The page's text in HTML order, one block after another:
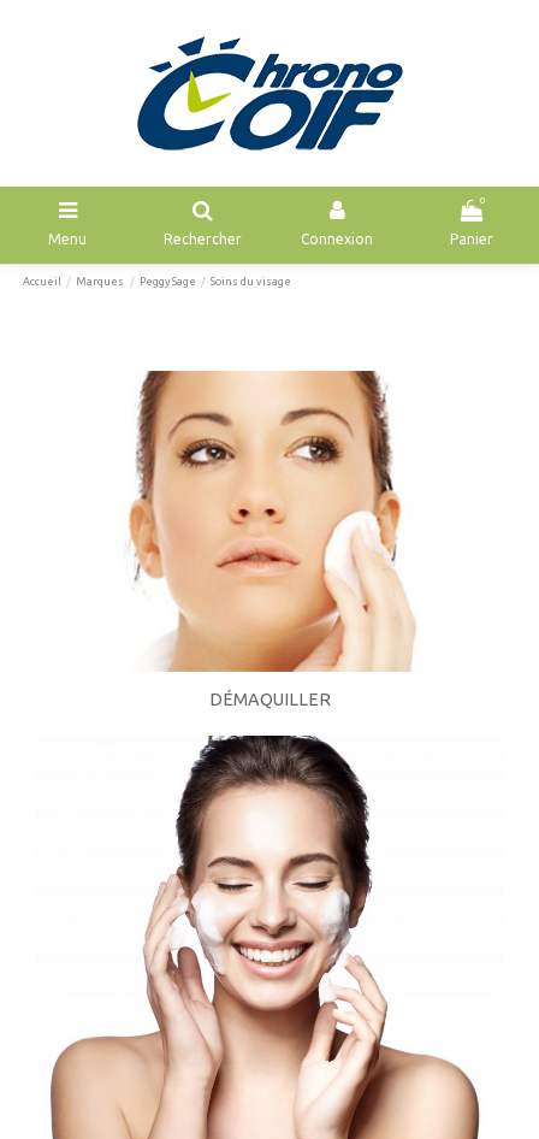
Menu Rechercher Connexion
0
Panier
Accueil Marques Peggy Sage Soins du visage
DÉMAQUILLER